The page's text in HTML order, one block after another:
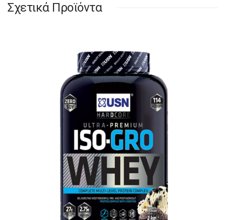
Σχετικά Προϊόντα